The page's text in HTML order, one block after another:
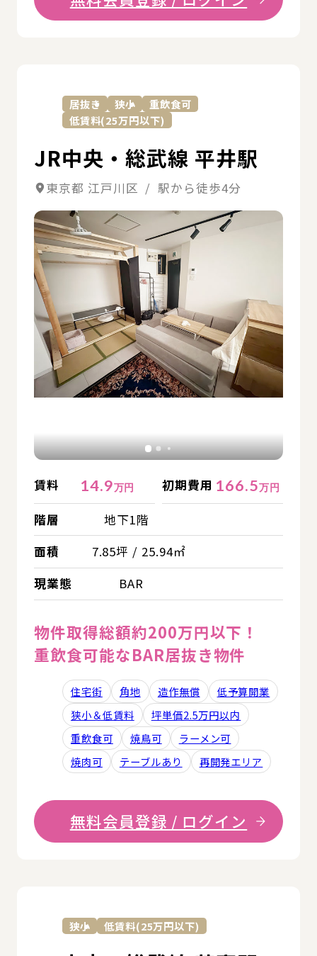
居抜き 狭小
重飲食可
低賃料(25万円以下)
JR中央・総武線 平井駅
東京都 江戸川区 / 駅から徒歩4分
賃料 14.9万円 初期費用 166.5万円
階層
地下1階
面積
7.85坪 / 25.94㎡
現業態
BAR
物件取得総額約200万円以下！
重飲食可能なBAR居抜き物件
住宅街 角地 造作無償
低予算開業
狭小＆低賃料
坪単価2.5万円以内
重飲食可
焼鳥可
ラーメン可
焼肉可
テーブルあり 再開発エリア
無料会員登録 / ログイン
狭小 低賃料(25万円以下)